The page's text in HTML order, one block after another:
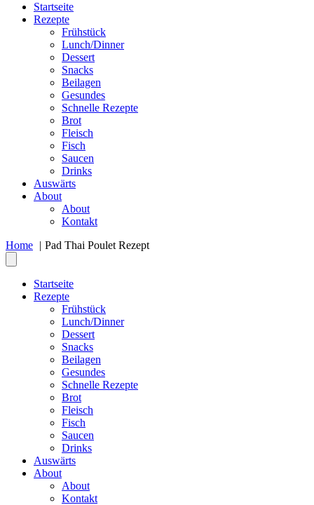
Startseite
Rezepte
Frühstück
Lunch/Dinner
Dessert
Snacks
Beilagen
Gesundes
Schnelle Rezepte
Brot
Fleisch
Fisch
Saucen
Drinks
Auswärts
About
About
Kontakt
Home
Pad Thai Poulet Rezept
Startseite
Rezepte
Frühstück
Lunch/Dinner
Dessert
Snacks
Beilagen
Gesundes
Schnelle Rezepte
Brot
Fleisch
Fisch
Saucen
Drinks
Auswärts
About
About
Kontakt